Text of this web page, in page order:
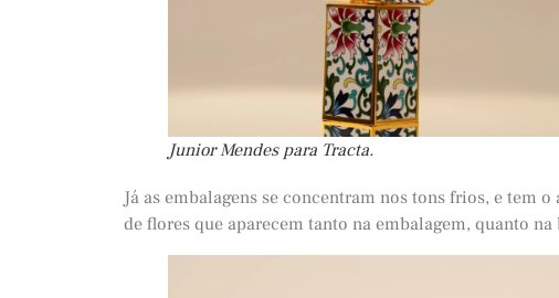
Junior Mendes para Tracta.
Já as embalagens se concentram nos tons frios, e tem
de flores que aparecem tanto na embalagem, quanto